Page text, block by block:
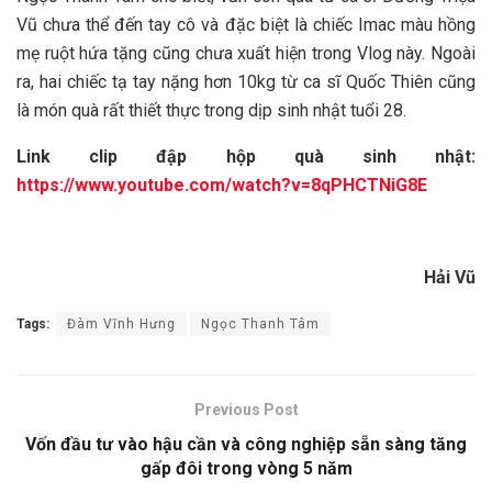
Vũ chưa thể đến tay cô và đặc biệt là chiếc Imac màu hồng
mẹ ruột hứa tặng cũng chưa xuất hiện trong Vlog này. Ngoài
ra, hai chiếc tạ tay nặng hơn 10kg từ ca sĩ Quốc Thiên cũng
là món quà rất thiết thực trong dịp sinh nhật tuổi 28.
Link clip đập hộp quà sinh nhật:
https://www.youtube.com/watch?v=8qPHCTNiG8E
Hải Vũ
Tags: Đàm Vĩnh Hưng Ngọc Thanh Tâm
Previous Post
Vốn đầu tư vào hậu cần và công nghiệp sẵn sàng tăng
gấp đôi trong vòng 5 năm